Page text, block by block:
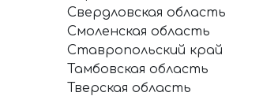
Свердловская область
Смоленская область
Ставропольский край
Тамбовская область
Тверская область